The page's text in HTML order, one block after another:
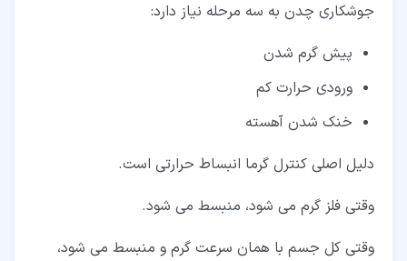
جوشکاری چدن به سه مرحله نیاز دارد:
پیش گرم شدن
ورودی حرارت کم
خنک شدن آهسته
دلیل اصلی کنترل گرما انبساط حرارتی است.
وقتی فلز گرم می شود، منبسط می شود.
وقتی کل جسم با همان سرعت گرم و منبسط می شود،